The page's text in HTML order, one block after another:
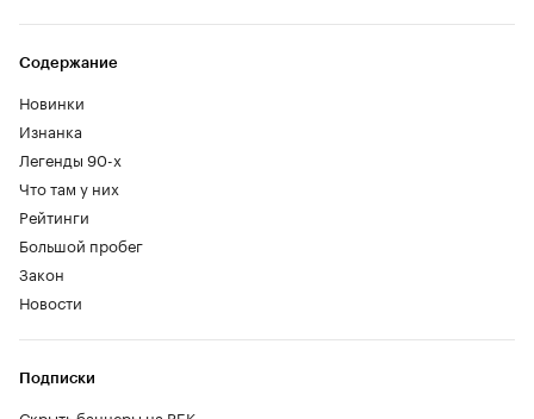
Содержание
Новинки
Изнанка
Легенды 90-х
Что там у них
Рейтинги
Большой пробег
Закон
Новости
Подписки